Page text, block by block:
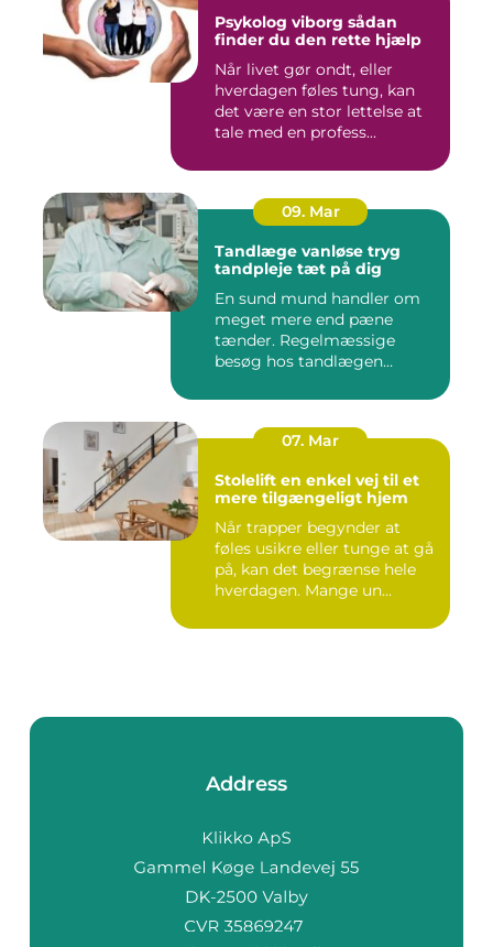
Psykolog viborg sådan
finder du den rette hjælp
Når livet gør ondt, eller
hverdagen føles tung, kan
det være en stor lettelse at
tale med en profess...
09. Mar
Tandlæge vanløse tryg
tandpleje tæt på dig
En sund mund handler om
meget mere end pæne
tænder. Regelmæssige
besøg hos tandlægen
07. Mar
Stolelift en enkel vej til et
mere tilgængeligt hjem
Når trapper begynder at
føles usikre eller tunge at gå
på, kan det begrænse hele
hverdagen. Mange un...
Address